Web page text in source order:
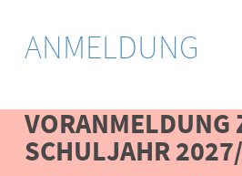
ANMELDUNG
VORANMELDUNG
SCHULJAHR